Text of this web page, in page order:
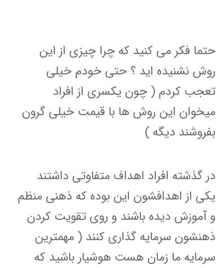
حتما فکر می کنید که چرا چیزی از این
روش نشنیده اید ؟ حتی خودم خیلی
تعجب کردم ( چون یکسری از افراد
میخوان این روش ها با قیمت خیلی گرون
بفروشند دیگه )
در گذشته افراد اهداف متفاوتی داشتند
یکی از اهدافشون این بوده که ذهنی منظم
و آموزش دیده باشند و روی تقویت کردن
ذهنشون سرمایه گذاری کنند ( مهمترین
سرمایه ما زمان هست هوشیار باشید که